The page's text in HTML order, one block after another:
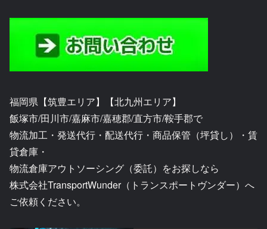
福岡県【筑豊エリア】【北九州エリア】
飯塚市/田川市/嘉麻市/嘉穂郡/直方市/鞍手郡で
物流加工・発送代行・配送代行・商品保管（坪貸し）・賃
貸倉庫・
物流倉庫アウトソーシング（委託）をお探しなら
株式会社TransportWunder（トランスポートヴンダー）へ
ご依頼ください。